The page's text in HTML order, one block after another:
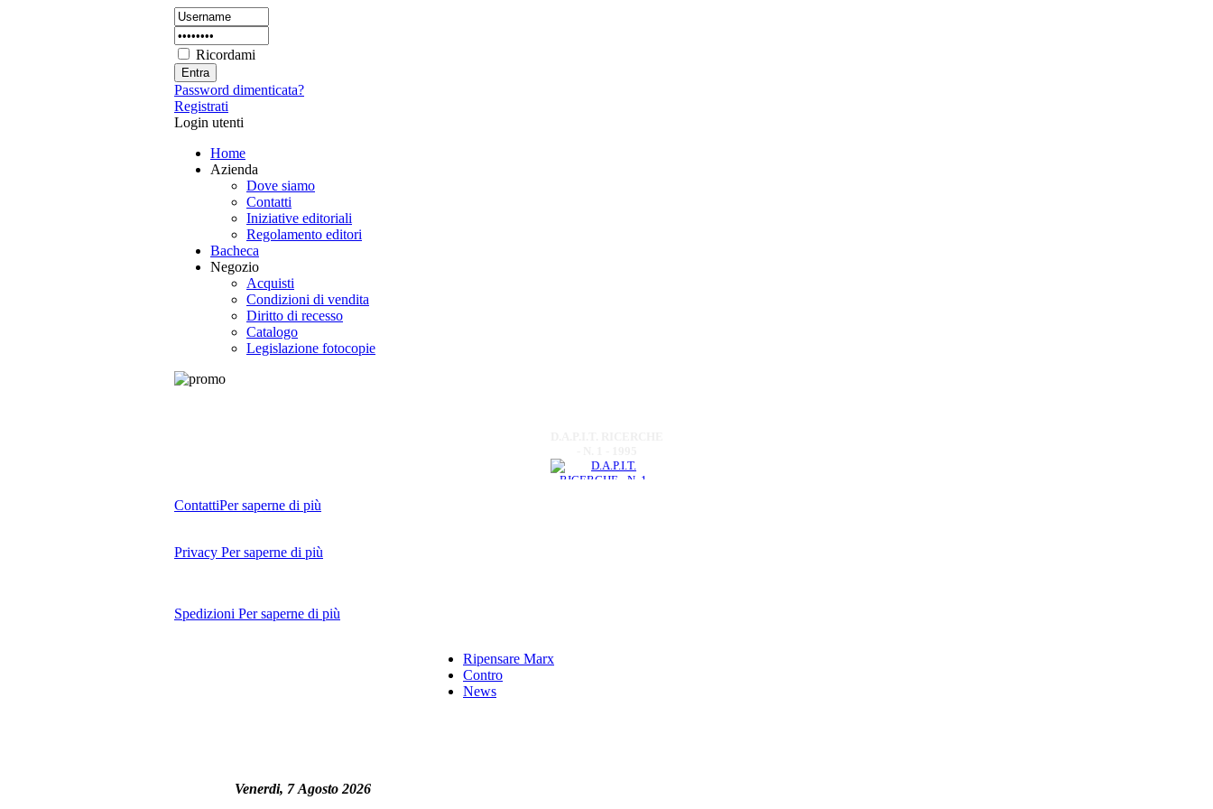
Ricordami
Password dimenticata?
Registrati
Login utenti
Home
Azienda
Dove siamo
Contatti
Iniziative editoriali
Regolamento editori
Bacheca
Negozio
Acquisti
Condizioni di vendita
Diritto di recesso
Catalogo
Legislazione fotocopie
ContattiPer saperne di più
Privacy Per saperne di più
Spedizioni Per saperne di più
Venerdi, 7 Agosto 2026
Ripensare Marx
Contro
News